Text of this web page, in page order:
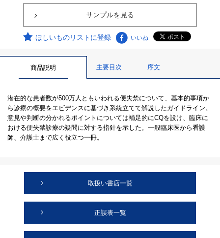
サンプルを見る
ほしいものリストに登録 いいね
商品説明 主要目次 序文
潜在的な患者数が500万人ともいわれる便失禁について、基本的事項か
ら診療の概要をエビデンスに基づき系統立てて解説したガイドライン。
意見や判断の分かれるポイントについては補足的にCQを設け、臨床に
おける便失禁診療の疑問に対する指針を示した。一般臨床医から看護
師、介護士まで広く役立つ一冊。
取扱い書店一覧
正誤表一覧